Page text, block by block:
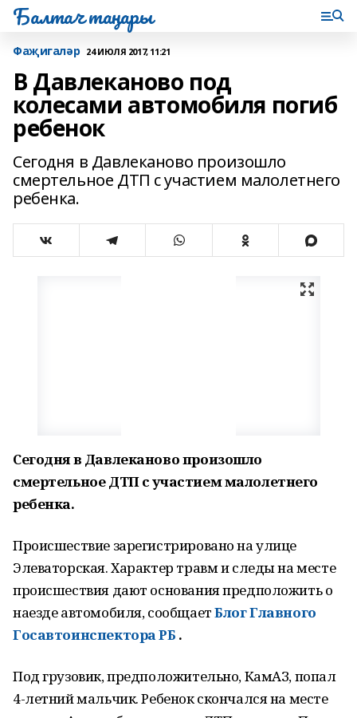
Балтач таңнары
Фаҗигаләр 24 ИЮЛЯ 2017, 11:21
В Давлеканово под
колесами автомобиля погиб
ребенок
Сегодня в Давлеканово произошло
смертельное ДТП с участием малолетнего
ребенка.
Сегодня в Давлеканово произошло
смертельное ДТП с участием малолетнего
ребенка.
Происшествие зарегистрировано на улице
Элеваторская. Характер травм и следы на месте
происшествия дают основания предположить о
наезде автомобиля, сообщаетБлог Главного
Госавтоинспектора РБ .
Под грузовик, предположительно, КамАЗ, попал
4-летний мальчик. Ребенок скончался на месте